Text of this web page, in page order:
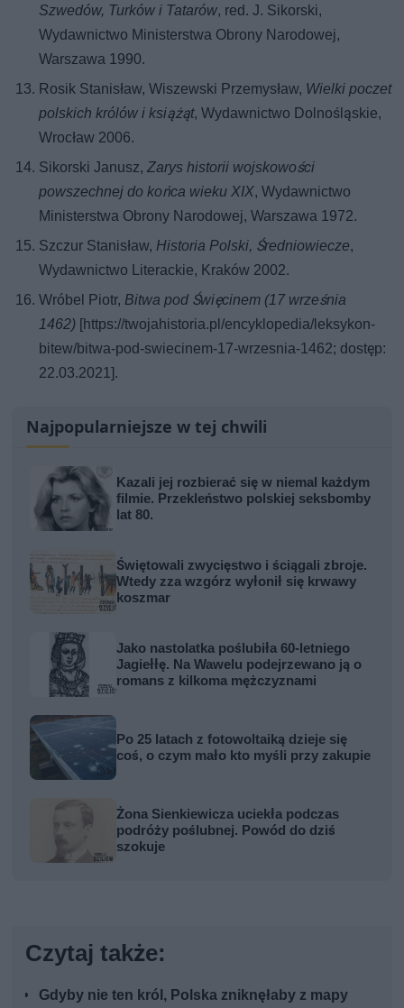
Szwedów, Turków i Tatarów, red. J. Sikorski,
Wydawnictwo Ministerstwa Obrony Narodowej,
Warszawa 1990.
Rosik Stanisław, Wiszewski Przemysław, Wielki poczet
polskich królów i książąt, Wydawnictwo Dolnośląskie,
Wrocław 2006.
Sikorski Janusz,Zarys historii wojskowości
powszechnej do końca wieku XIX, Wydawnictwo
Ministerstwa Obrony Narodowej, Warszawa 1972.
Szczur Stanisław, Historia Polski, Średniowiecze,
Wydawnictwo Literackie, Kraków 2002.
Wróbel Piotr, Bitwa pod Święcinem (17 września
1462) [https://twojahistoria.pl/encyklopedia/leksykon-
bitew/bitwa-pod-swiecinem-17-wrzesnia-1462; dostęp:
22.03.2021].
Najpopularniejsze w tej chwili
Kazali jej rozbierać się w niemal każdym
filmie. Przekleństwo polskiej seksbomby
lat 80.
Świętowali zwycięstwo i ściągali zbroje.
Wtedy zza wzgórz wyłonił się krwawy
koszmar
Jako nastolatka poślubiła 60-letniego
Jagiełłę. Na Wawelu podejrzewano ją o
romans z kilkoma mężczyznami
Po 25 latach z fotowoltaiką dzieje się
coś, o czym mało kto myśli przy zakupie
Żona Sienkiewicza uciekła podczas
podróży poślubnej. Powód do dziś
szokuje
Czytaj także:
Gdyby nie ten król, Polska zniknęłaby z mapy